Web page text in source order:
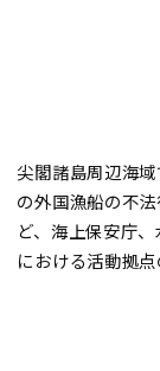
尖閣諸島周辺海
の外国漁船の不
ど、海上保安庁
における活動拠